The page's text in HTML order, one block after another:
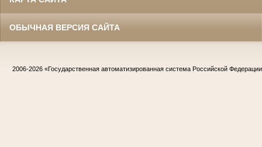
ОБЫЧНАЯ ВЕРСИЯ САЙТА
2006-2026 «Государственная автоматизированная система Российской